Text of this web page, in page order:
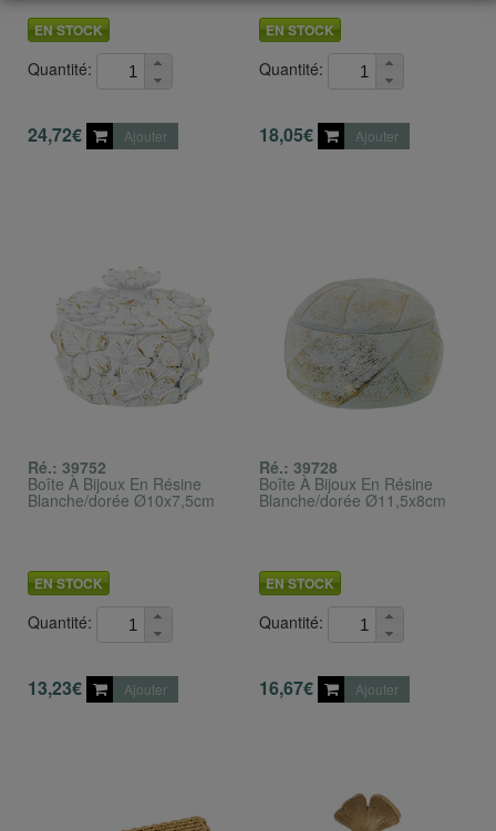
EN STOCK
Quantité:
24,72€ Ajouter
EN STOCK
Quantité:
18,05€ Ajouter
Ré.: 39752
Boîte À Bijoux En Résine
Blanche/dorée Ø10x7,5cm
EN STOCK
Quantité:
13,23€ Ajouter
Ré.: 39728
Boîte À Bijoux En Résine
Blanche/dorée Ø11,5x8cm
EN STOCK
Quantité:
16,67€ Ajouter